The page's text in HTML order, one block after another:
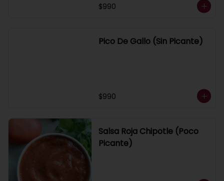
$990
Pico De Gallo (Sin Picante)
$990
Salsa Roja Chipotle (Poco
Picante)